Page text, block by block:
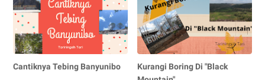
Cantiknya Tebing Banyunibo
Kurangi Boring Di "Black